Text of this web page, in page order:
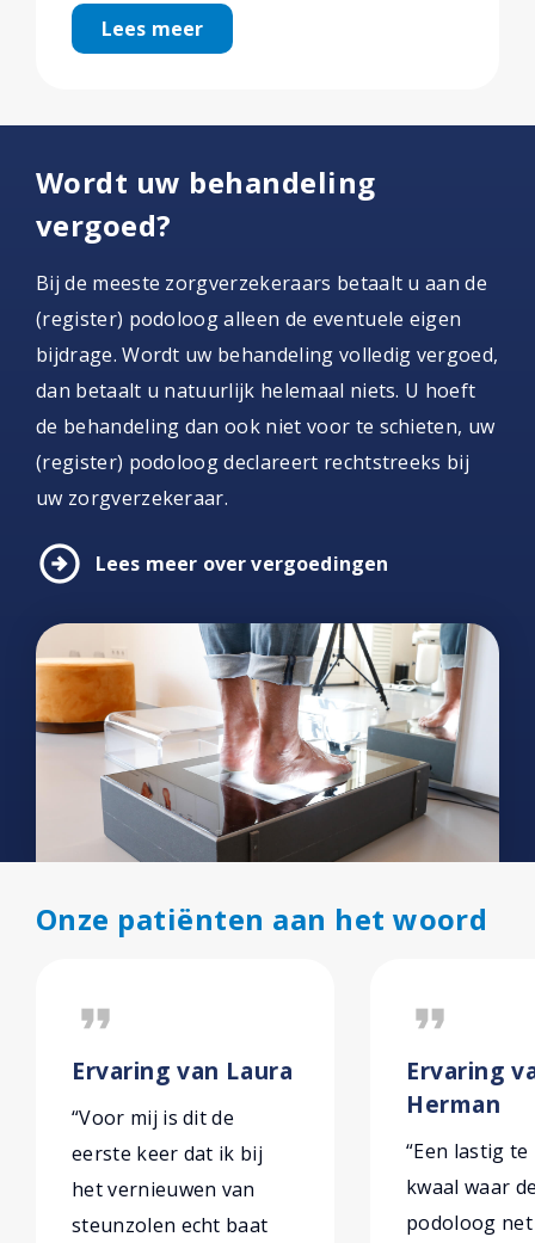
Lees meer
Wordt uw behandeling
vergoed?
Bij de meeste zorgverzekeraars betaalt u aan de
(register) podoloog alleen de eventuele eigen
bijdrage. Wordt uw behandeling volledig vergoed,
dan betaalt u natuurlijk helemaal niets. U hoeft
de behandeling dan ook niet voor te schieten, uw
(register) podoloog declareert rechtstreeks bij
uw zorgverzekeraar.
arrow_circle_right Lees meer over vergoedingen
Onze patiënten aan het woord
format_quote
Ervaring van Laura
“Voor mij is dit de
eerste keer dat ik bij
het vernieuwen van
steunzolen echt baat
format_quote
Ervaring
Herman
“Een lastig
kwaal waar
podoloog